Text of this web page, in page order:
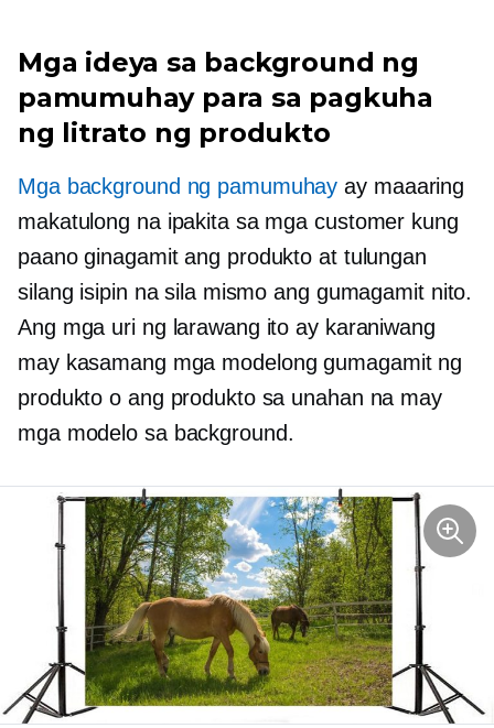
Mga ideya sa background ng
pamumuhay para sa pagkuha
ng litrato ng produkto
Mga background ng pamumuhay ay maaaring
makatulong na ipakita sa mga customer kung
paano ginagamit ang produkto at tulungan
silang isipin na sila mismo ang gumagamit nito.
Ang mga uri ng larawang ito ay karaniwang
may kasamang mga modelong gumagamit ng
produkto o ang produkto sa unahan na may
mga modelo sa background.